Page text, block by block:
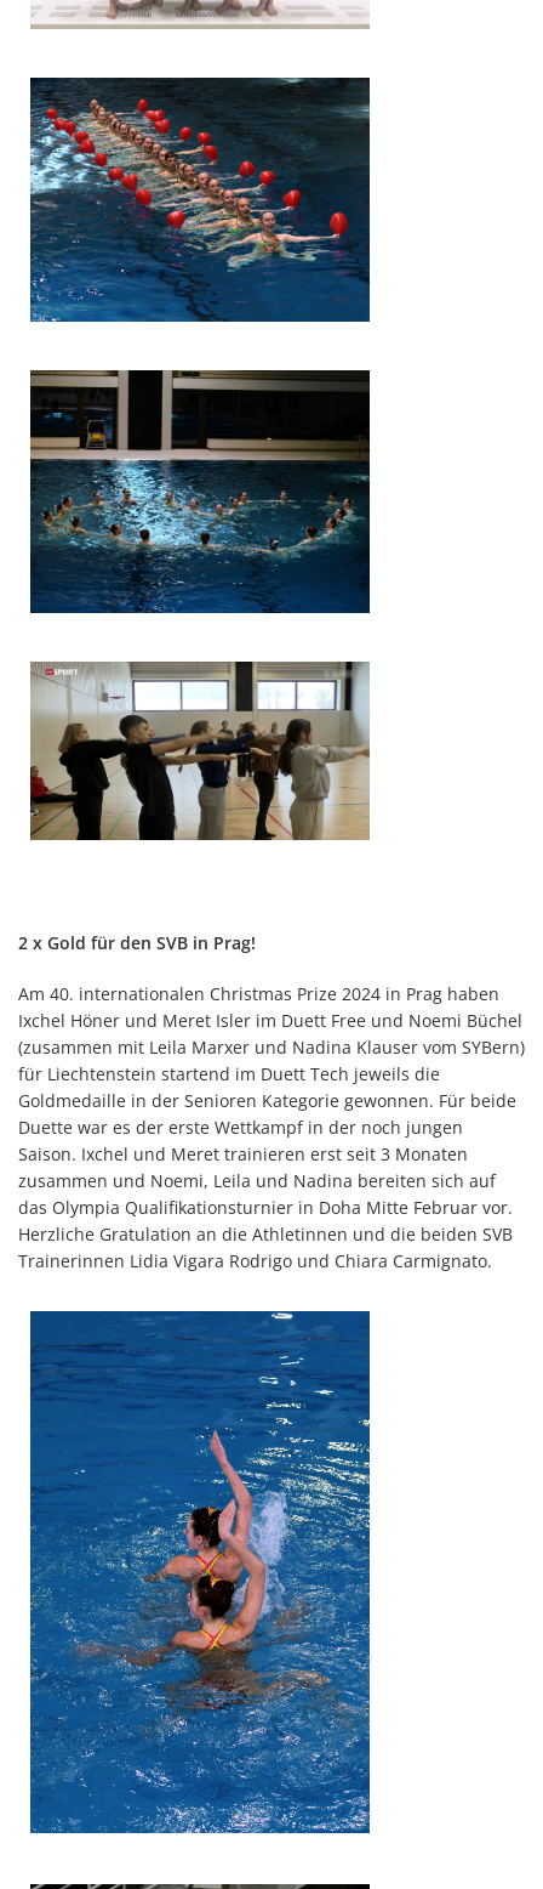
2 x Gold für den SVB in Prag!
Am 40. internationalen Christmas Prize 2024 in Prag haben
Ixchel Höner und Meret Isler im Duett Free und Noemi Büchel
(zusammen mit Leila Marxer und Nadina Klauser vom SYBern)
für Liechtenstein startend im Duett Tech jeweils die
Goldmedaille in der Senioren Kategorie gewonnen. Für beide
Duette war es der erste Wettkampf in der noch jungen
Saison. Ixchel und Meret trainieren erst seit 3 Monaten
zusammen und Noemi, Leila und Nadina bereiten sich auf
das Olympia Qualifikationsturnier in Doha Mitte Februar vor.
Herzliche Gratulation an die Athletinnen und die beiden SVB
Trainerinnen Lidia Vigara Rodrigo und Chiara Carmignato.